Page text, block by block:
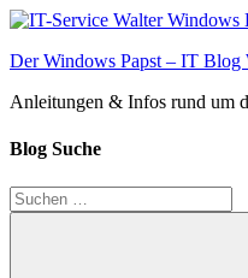
Zum
springen
Der Windows Papst – IT Blog
Anleitungen & Infos rund um
Blog Suche
Suchen
nach: